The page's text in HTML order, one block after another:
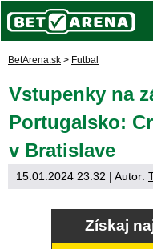
BetArena.sk > Futbal
Vstupenky na
Portugalsko:
v Bratislave
15.01.2024 23:32 | Autor:
Získaj